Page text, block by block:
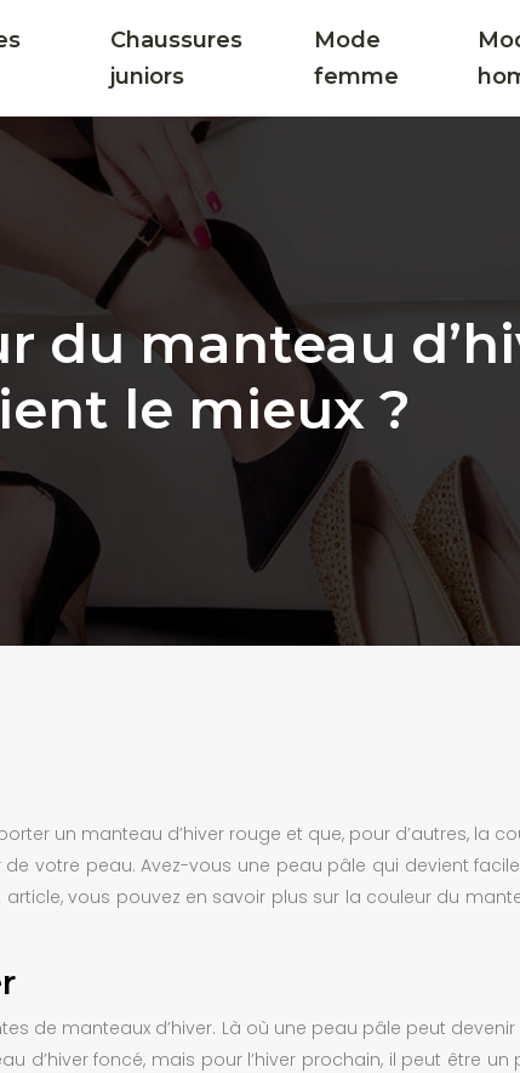
Chaussures
juniors
Mode
femme
du manteau
le mieux ?
un manteau d’hiver rouge et que, pour d’autres, la
votre peau. Avez-vous une peau pâle qui devient
vous pouvez en savoir plus sur la couleur du
de manteaux d’hiver. Là où une peau pâle peut
d’hiver foncé, mais pour l’hiver prochain, il peut être